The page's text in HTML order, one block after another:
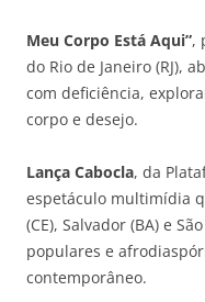
Meu Corpo Está Aqui”,
do Rio de Janeiro (RJ),
com deficiência,
corpo e desejo.
Lança Cabocla, da
espetáculo multimídia
(CE), Salvador (BA) e
populares e
contemporâneo.